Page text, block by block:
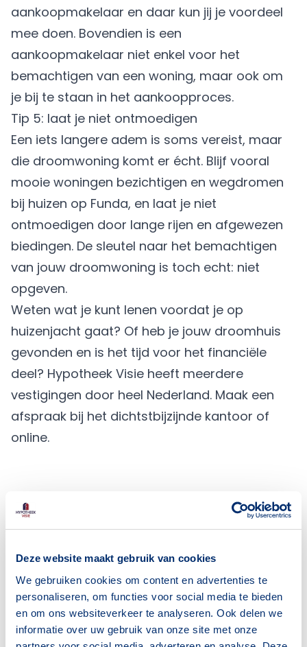
Deze website maakt gebruik van cookies
We gebruiken cookies om content en advertenties te
personaliseren, om functies voor social media te bieden
en om ons websiteverkeer te analyseren. Ook delen we
informatie over uw gebruik van onze site met onze
aankoopmakelaar en daar kun jij je voordeel
mee doen. Bovendien is een
aankoopmakelaar niet enkel voor het
bemachtigen van een woning, maar ook om
je bij te staan in het aankoopproces.
Tip 5: laat je niet ontmoedigen
Een iets langere adem is soms vereist, maar
die droomwoning komt er écht. Blijf vooral
mooie woningen bezichtigen en wegdromen
bij huizen op Funda, en laat je niet
ontmoedigen door lange rijen en afgewezen
biedingen. De sleutel naar het bemachtigen
van jouw droomwoning is toch echt: niet
opgeven.
Weten wat je kunt lenen voordat je op
huizenjacht gaat? Of heb je jouw droomhuis
gevonden en is het tijd voor het financiële
deel? Hypotheek Visie heeft meerdere
vestigingen door heel Nederland. Maak een
afspraak bij het dichtstbijzijnde kantoor of
online.
Meer actueel